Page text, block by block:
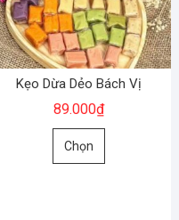
Kẹo Dừa Dẻo Bách Vị
89.000₫
Chọn
Sản